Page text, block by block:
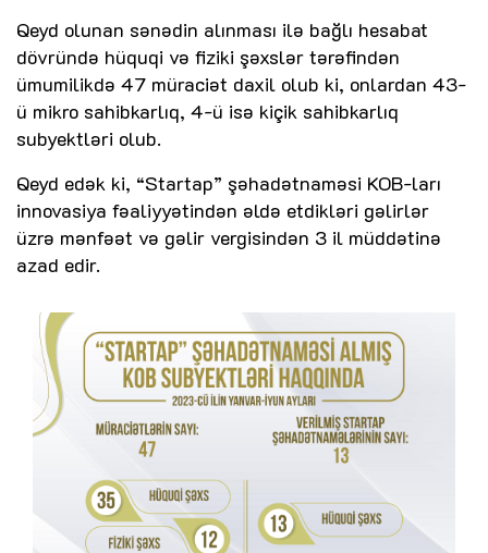
Qeyd olunan sənədin alınması ilə bağlı hesabat
dövründə hüquqi və fiziki şəxslər tərəfindən
ümumilikdə 47 müraciət daxil olub ki, onlardan 43-
ü mikro sahibkarlıq, 4-ü isə kiçik sahibkarlıq
subyektləri olub.
Qeyd edək ki, “Startap” şəhadətnaməsi KOB-ları
innovasiya fəaliyyətindən əldə etdikləri gəlirlər
üzrə mənfəət və gəlir vergisindən 3 il müddətinə
azad edir.